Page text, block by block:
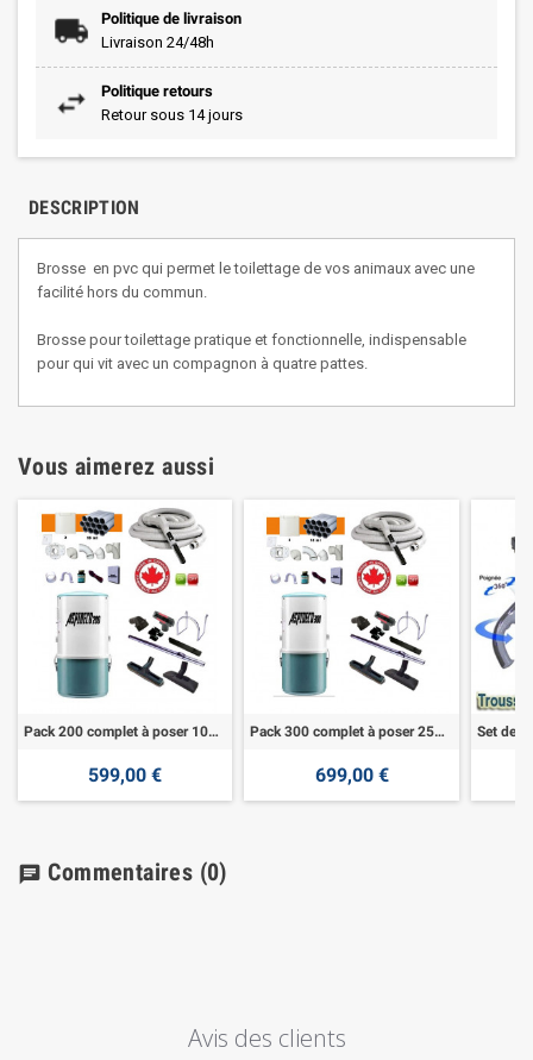
Politique de livraison
Livraison 24/48h
Politique retours
Retour sous 14 jours
DESCRIPTION
Brosse en pvc qui permet le toilettage de vos animaux avec une
facilité hors du commun.
Brosse pour toilettage pratique et fonctionnelle, indispensable
pour qui vit avec un compagnon à quatre pattes.
Vous aimerez aussi
Pack 200 complet à poser 100m²
599,00 €
Pack 300 complet à poser 250m²
699,00 €
chat Commentaires (0)
Avis des clients